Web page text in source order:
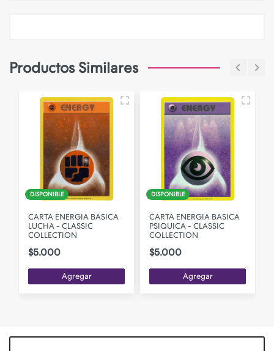
Productos Similares
DISPONIBLE
CARTA ENERGIA BASICA
LUCHA - CLASSIC
COLLECTION
$5.000
Agregar
DISPONIBLE
CARTA ENERGIA BASICA
PSIQUICA - CLASSIC
COLLECTION
$5.000
Agregar